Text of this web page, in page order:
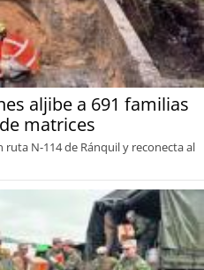
aljibe a 691 familias
matrices
ruta N-114 de Ránquil y reconecta al